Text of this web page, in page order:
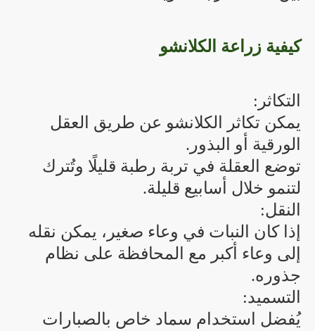
كيفية زراعة الكلانشو
التكاثر:
يمكن تكاثر الكلانشو عن طريق العقل
الورقية أو البذور.
توضع العقلة في تربة رطبة قليلًا وتُترك
لتنمو خلال أسابيع قليلة.
النقل:
إذا كان النبات في وعاء صغير، يمكن نقله
إلى وعاء أكبر مع المحافظة على نظام
جذوره.
التسميد:
يُفضل استخدام سماد خاص بالصبارات